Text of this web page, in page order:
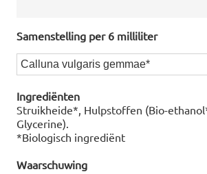
Samenstelling per 6 milliliter
Calluna vulgaris gemmae*
Ingrediënten
Struikheide*, Hulpstoffen (Bio-
Glycerine).
*Biologisch ingrediënt
Waarschuwing